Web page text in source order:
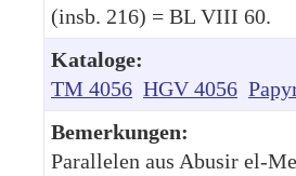
(insb. 216) = BL VIII 60.
Kataloge:
TM 4056 HGV 4056
Bemerkungen:
Parallelen aus Abusir el-